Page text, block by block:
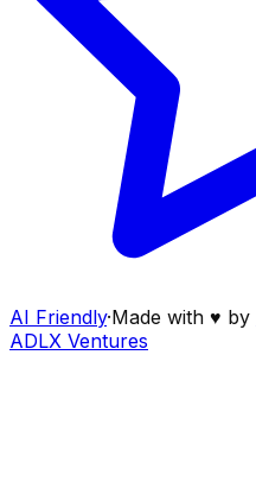
AI Friendly·Made with ♥ by
ADLX Ventures